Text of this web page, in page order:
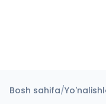
Bosh sahifa/